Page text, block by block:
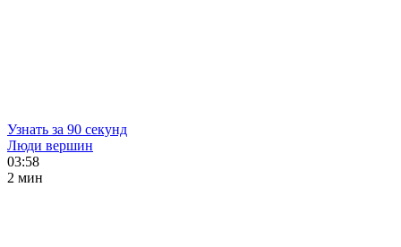
Узнать за 90 секунд
Люди вершин
03:58
2 мин